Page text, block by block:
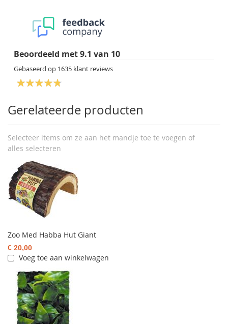
Beoordeeld met9.1 van 10
Gebaseerd op 1635 klant reviews
Gerelateerde producten
Selecteer items om ze aan het mandje toe te voegen of
alles selecteren
Zoo Med Habba Hut Giant
€ 20,00
Voeg toe aan winkelwagen